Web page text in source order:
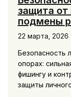
защита
подмены
22 марта, 2026
Безопасность
опорах:
фишингу и
защиты